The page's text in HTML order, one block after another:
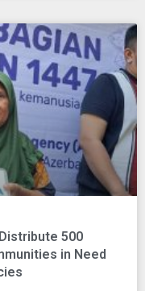
500
in Need